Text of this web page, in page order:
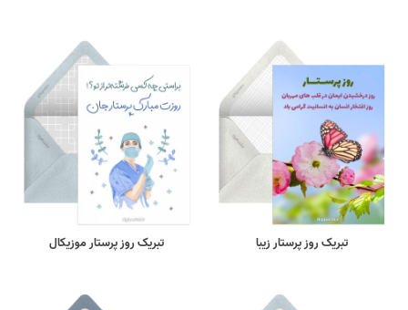
تبریک روز پرستار زیبا تبریک روز پرستار موزیکال